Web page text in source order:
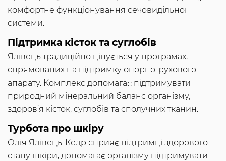
комфортне функціонування сечовидільної
системи.
Підтримка кісток та суглобів
Ялівець традиційно цінується у програмах,
спрямованих на підтримку опорно-рухового
апарату. Комплекс допомагає підтримувати
природний мінеральний баланс організму,
здоров’я кісток, суглобів та сполучних тканин.
Турбота про шкіру
Олія Ялівець-Кедр сприяє підтримці здорового
стану шкіри, допомагає організму підтримувати